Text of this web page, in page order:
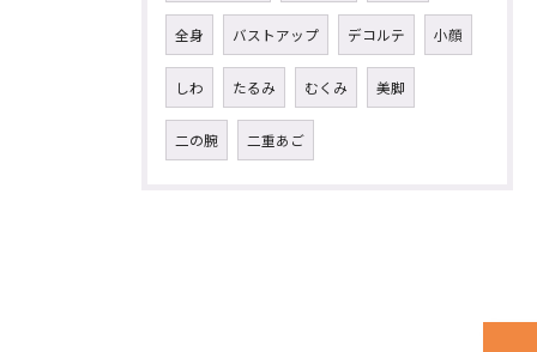
全身 バストアップ デコルテ 小顔
しわ たるみ むくみ 美脚
二の腕 二重あご